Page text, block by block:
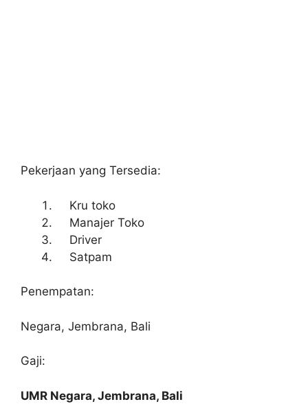
Pekerjaan yang Tersedia:
Kru toko
Manajer Toko
Driver
Satpam
Penempatan:
Negara, Jembrana, Bali
Gaji:
UMR Negara, Jembrana, Bali